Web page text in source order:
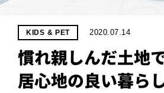
KIDS & PET 2020.07.14
慣れ親しんだ土地
居心地の良い暮らし